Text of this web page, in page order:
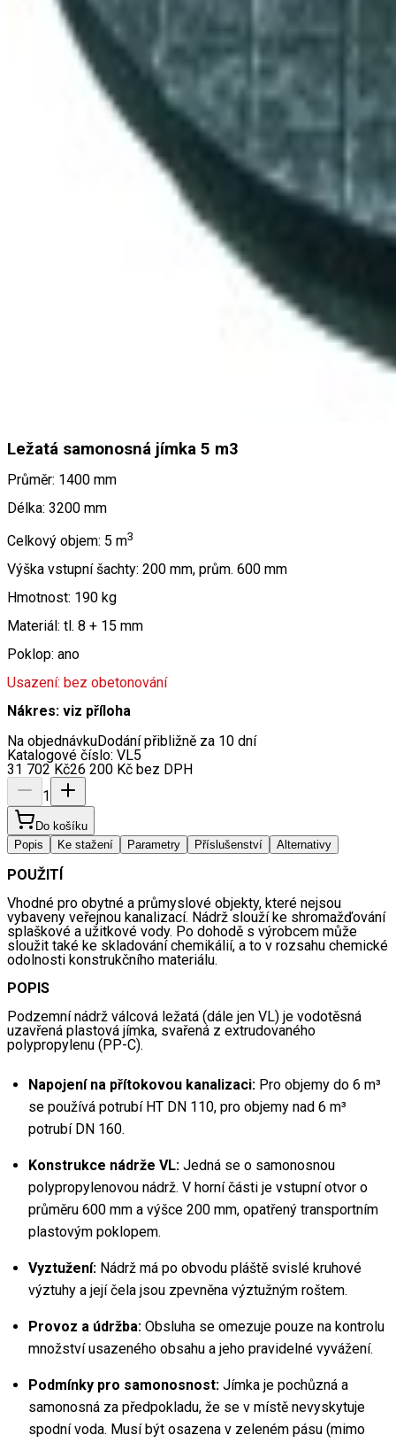
Ležatá samonosná jímka 5 m3
Průměr: 1400 mm
Délka: 3200 mm
Celkový objem: 5 m3
Výška vstupní šachty: 200 mm, prům. 600 mm
Hmotnost: 190 kg
Materiál: tl. 8 + 15 mm
Poklop: ano
Usazení: bez obetonování
Nákres: viz příloha
Na objednávkuDodání přibližně za 10 dní
Katalogové číslo: VL5
31 702 Kč26 200 Kč bez DPH
1
Do košíku
Popis
Ke stažení Parametry Příslušenství Alternativy
POUŽITÍ
Vhodné pro obytné a průmyslové objekty, které nejsou
vybaveny veřejnou kanalizací. Nádrž slouží ke shromažďování
splaškové a užitkové vody. Po dohodě s výrobcem může
sloužit také ke skladování chemikálií, a to v rozsahu chemické
odolnosti konstrukčního materiálu.
POPIS
Podzemní nádrž válcová ležatá (dále jen VL) je vodotěsná
uzavřená plastová jímka, svařená z extrudovaného
polypropylenu (PP-C).
Napojení na přítokovou kanalizaci: Pro objemy do 6 m³
se používá potrubí HT DN 110, pro objemy nad 6 m³
potrubí DN 160.
Konstrukce nádrže VL: Jedná se o samonosnou
polypropylenovou nádrž. V horní části je vstupní otvor o
průměru 600 mm a výšce 200 mm, opatřený transportním
plastovým poklopem.
Vyztužení: Nádrž má po obvodu pláště svislé kruhové
výztuhy a její čela jsou zpevněna výztužným roštem.
Provoz a údržba: Obsluha se omezuje pouze na kontrolu
množství usazeného obsahu a jeho pravidelné vyvážení.
Podmínky pro samonosnost: Jímka je pochůzná a
samonosná za předpokladu, že se v místě nevyskytuje
spodní voda. Musí být osazena v zeleném pásu (mimo